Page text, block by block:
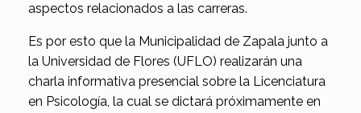
aspectos relacionados a las carreras.
Es por esto que la Municipalidad de Zapala junto a
la Universidad de Flores (UFLO) realizarán una
charla informativa presencial sobre la Licenciatura
en Psicología, la cual se dictará próximamente en